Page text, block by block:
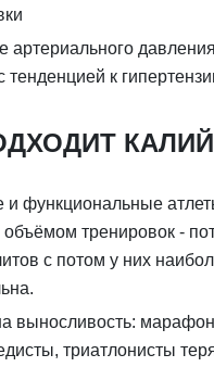
артериального
тенденцией к
КАЛИЙ
функциональные
тренировок -
с потом у них
выносливость:
триатлонисты